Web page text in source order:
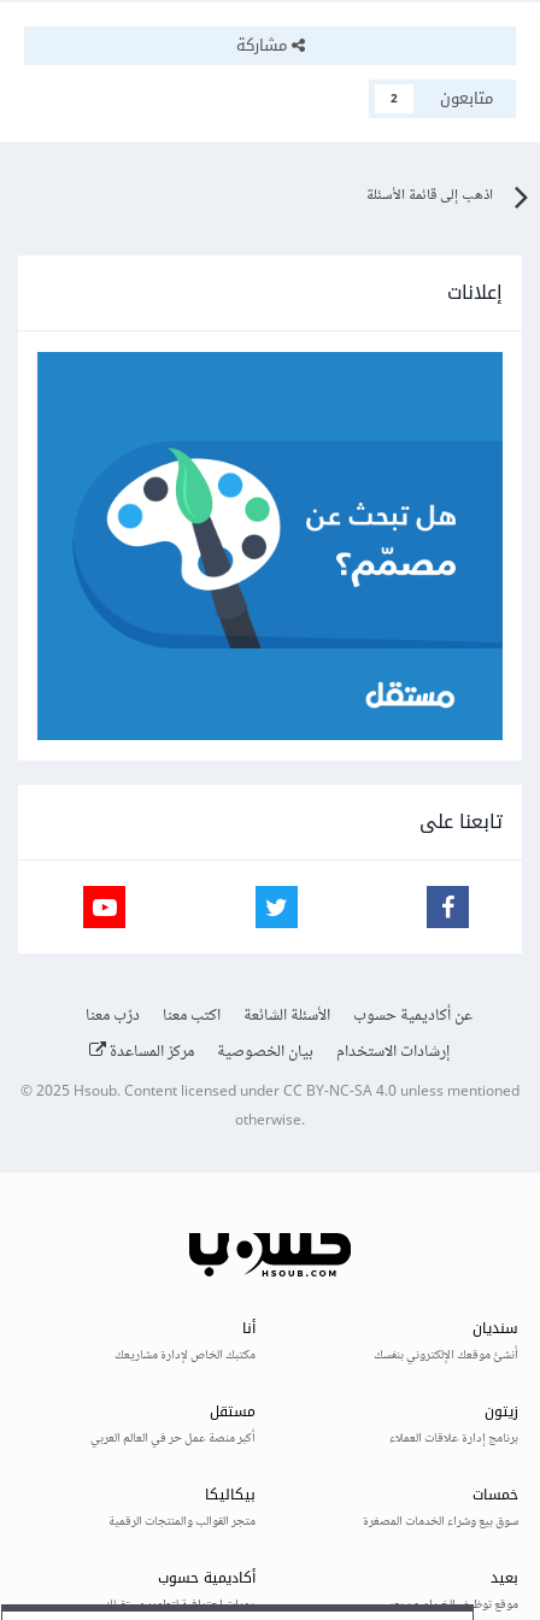
Matplotlib و Seaborn: لإنشاء الرسوم البيانيةمشاركة
متابعون
2
اذهب إلى قائمة الأسئلة
إعلانات
تابعنا على
عن أكاديمية حسوب الأسئلة الشائعة اكتب معنا
درّب معنا
إرشادات الاستخدام
بيان الخصوصية مركز المساعدة
© 2025Hsoub.Content licensed underCC BY-NC-SA 4.0unless mentioned
otherwise.